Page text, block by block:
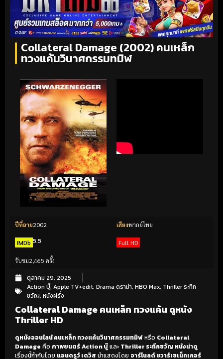
Collateral Damage (2002) คนเหล็ก
ทวงแค้นวินาศกรรมทมิฬ
ปีที่ฉาย2002 เสียงพากย์ไทย
IMDb 5.5 Full HD
รับชม2,465 ครั้ง
ตุลาคม 29, 2025
Action บู๊, Apple TV+edit, Drama ดราม่า, HBO Max, Thriller ระทึก
ขวัญ, หนังฝรั่ง
Collateral Damage คนเหล็ก ทวงแค้น ดูหนัง
Thriller HD
ดูหนังออนไลน์ คนเหล็ก ทวงแค้นวินาศกรรมทมิฬหรือ Collateral
Damage คือ ภาพยนตร์Action บู๊และ Thriller ระทึกขวัญ หนังน่าดู
เรื่องนี้กำกับโดย แอนดรูว์ เดวิส นำแสดงโดย อาร์โนลด์ ชวาร์เซเน็กเกอร์